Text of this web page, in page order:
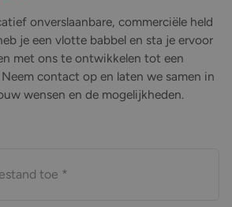
onverslaanbare, commerciële held
je een vlotte babbel en sta je ervoor
met ons te ontwikkelen tot een
contact op en laten we samen in
wensen en de mogelijkheden.
toe *